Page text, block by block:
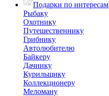
Подарки по интересам
Рыбаку
Охотнику
Путешественнику
Грибнику
Автолюбителю
Байкеру
Дачнику
Курильщику
Коллекционеру
Меломану